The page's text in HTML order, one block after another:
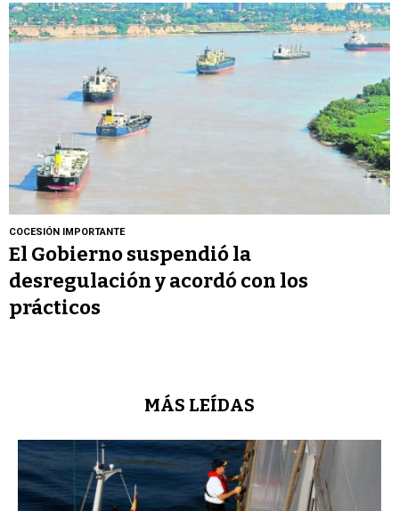
COCESIÓN IMPORTANTE
El Gobierno suspendió la
desregulación y acordó con los
prácticos
MÁS LEÍDAS